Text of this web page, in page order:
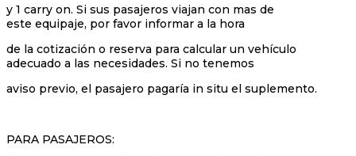
y 1 carry on. Si sus pasajeros viajan con mas de
este equipaje, por favor informar a la hora
de la cotización o reserva para calcular un vehículo
adecuado a las necesidades. Si no tenemos
aviso previo, el pasajero pagaría in situ el suplemento.
PARA PASAJEROS: